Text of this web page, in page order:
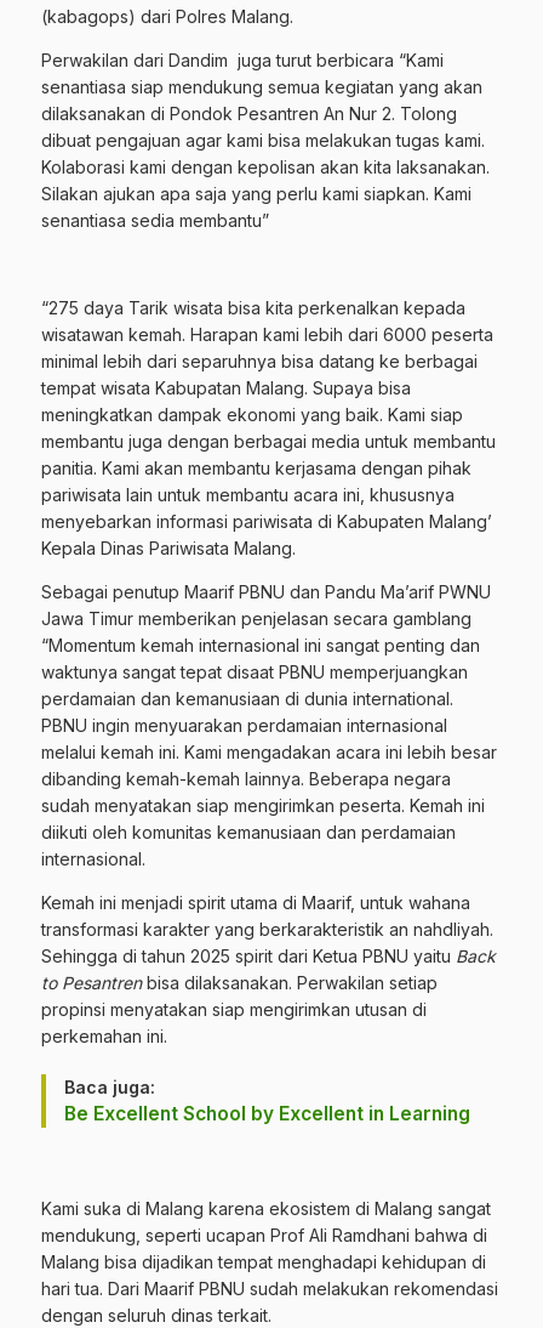
(kabagops) dari Polres Malang.
Perwakilan dari Dandim juga turut berbicara “Kami
senantiasa siap mendukung semua kegiatan yang akan
dilaksanakan di Pondok Pesantren An Nur 2. Tolong
dibuat pengajuan agar kami bisa melakukan tugas kami.
Kolaborasi kami dengan kepolisan akan kita laksanakan.
Silakan ajukan apa saja yang perlu kami siapkan. Kami
senantiasa sedia membantu”
“275 daya Tarik wisata bisa kita perkenalkan kepada
wisatawan kemah. Harapan kami lebih dari 6000 peserta
minimal lebih dari separuhnya bisa datang ke berbagai
tempat wisata Kabupatan Malang. Supaya bisa
meningkatkan dampak ekonomi yang baik. Kami siap
membantu juga dengan berbagai media untuk membantu
panitia. Kami akan membantu kerjasama dengan pihak
pariwisata lain untuk membantu acara ini, khususnya
menyebarkan informasi pariwisata di Kabupaten Malang’
Kepala Dinas Pariwisata Malang.
Sebagai penutup Maarif PBNU dan Pandu Ma’arif PWNU
Jawa Timur memberikan penjelasan secara gamblang
“Momentum kemah internasional ini sangat penting dan
waktunya sangat tepat disaat PBNU memperjuangkan
perdamaian dan kemanusiaan di dunia international.
PBNU ingin menyuarakan perdamaian internasional
melalui kemah ini. Kami mengadakan acara ini lebih besar
dibanding kemah-kemah lainnya. Beberapa negara
sudah menyatakan siap mengirimkan peserta. Kemah ini
diikuti oleh komunitas kemanusiaan dan perdamaian
internasional.
Kemah ini menjadi spirit utama di Maarif, untuk wahana
transformasi karakter yang berkarakteristik an nahdliyah.
Sehingga di tahun 2025 spirit dari Ketua PBNU yaitu Back
to Pesantrenbisa dilaksanakan. Perwakilan setiap
propinsi menyatakan siap mengirimkan utusan di
perkemahan ini.
Baca juga:
Be Excellent School by Excellent in Learning
Kami suka di Malang karena ekosistem di Malang sangat
mendukung, seperti ucapan Prof Ali Ramdhani bahwa di
Malang bisa dijadikan tempat menghadapi kehidupan di
hari tua. Dari Maarif PBNU sudah melakukan rekomendasi
dengan seluruh dinas terkait.